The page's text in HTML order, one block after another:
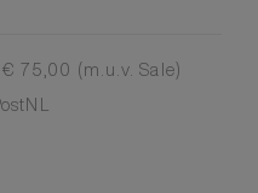
75,00 (m.u.v. Sale)